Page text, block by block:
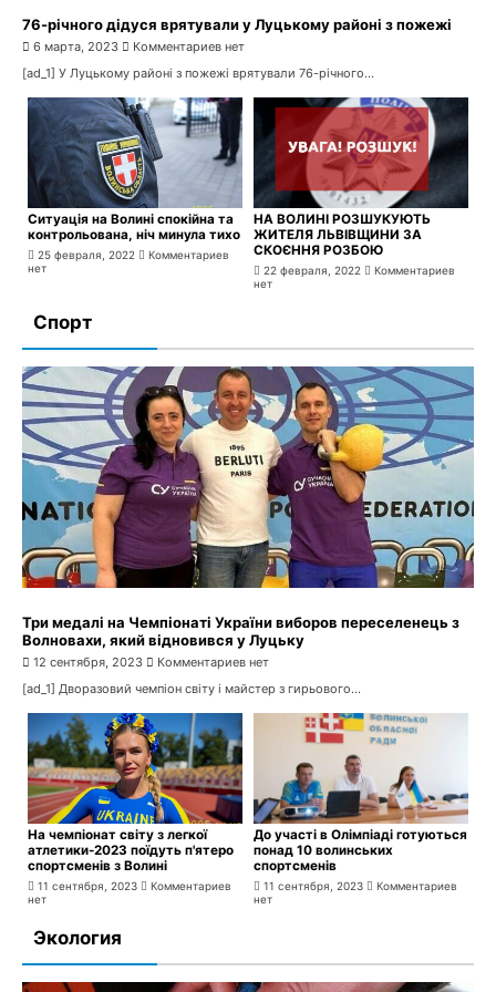
76-річного дідуся врятували у Луцькому районі з пожежі
6 марта, 2023
Комментариев нет
[ad_1] У Луцькому районі з пожежі врятували 76-річного...
Ситуація на Волині спокійна та
контрольована, ніч минула тихо
25 февраля, 2022
Комментариев
нет
НА ВОЛИНІ РОЗШУКУЮТЬ
ЖИТЕЛЯ ЛЬВІВЩИНИ ЗА
СКОЄННЯ РОЗБОЮ
22 февраля, 2022
Комментариев
нет
Спорт
Три медалі на Чемпіонаті України виборов переселенець з
Волновахи, який відновився у Луцьку
12 сентября, 2023
Комментариев нет
[ad_1] Дворазовий чемпіон світу і майстер з гирьового...
На чемпіонат світу з легкої
атлетики-2023 поїдуть п'ятеро
спортсменів з Волині
11 сентября, 2023
Комментариев
нет
До участі в Олімпіаді готуються
понад 10 волинських
спортсменів
11 сентября, 2023
Комментариев
нет
Экология